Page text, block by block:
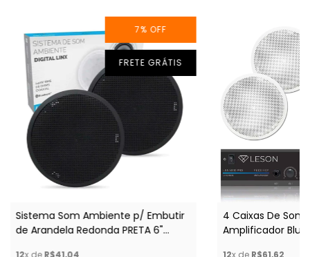
7% OFF
FRETE GRÁTIS
Sistema Som Ambiente p/ Embutir
de Arandela Redonda PRETA 6"
12x deR$41,04
4 Caixas De
Amplificador
12x de R$61,62